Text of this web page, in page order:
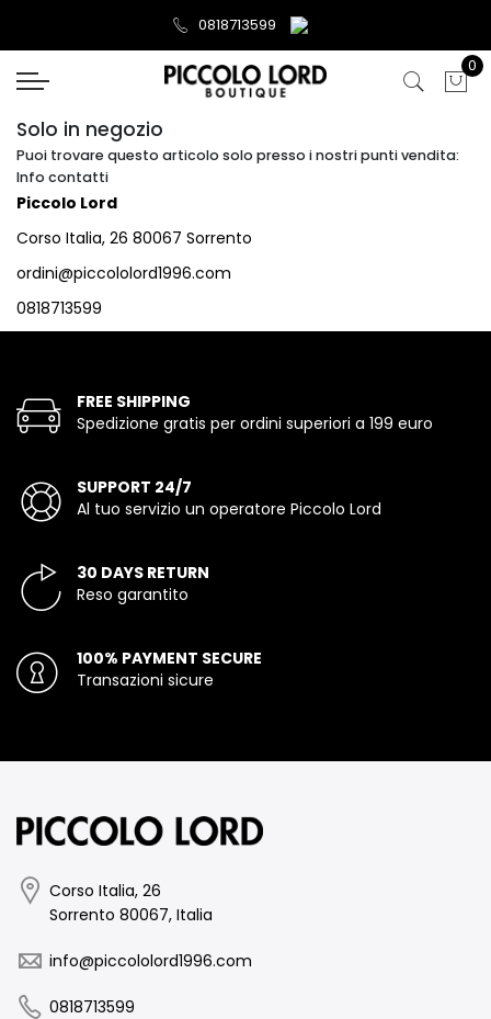
0818713599
0
Solo in negozio
Puoi trovare questo articolo solo presso i nostri punti vendita:
Info contatti
Piccolo Lord
Corso Italia, 26 80067 Sorrento
ordini@piccololord1996.com
0818713599
FREE SHIPPING
Spedizione gratis per ordini superiori a 199 euro
SUPPORT 24/7
Al tuo servizio un operatore Piccolo Lord
30 DAYS RETURN
Reso garantito
100% PAYMENT SECURE
Transazioni sicure
Corso Italia, 26
Sorrento 80067, Italia
info@piccololord1996.com
0818713599